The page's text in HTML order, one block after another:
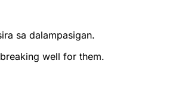
sa dalampasigan.
well for them.